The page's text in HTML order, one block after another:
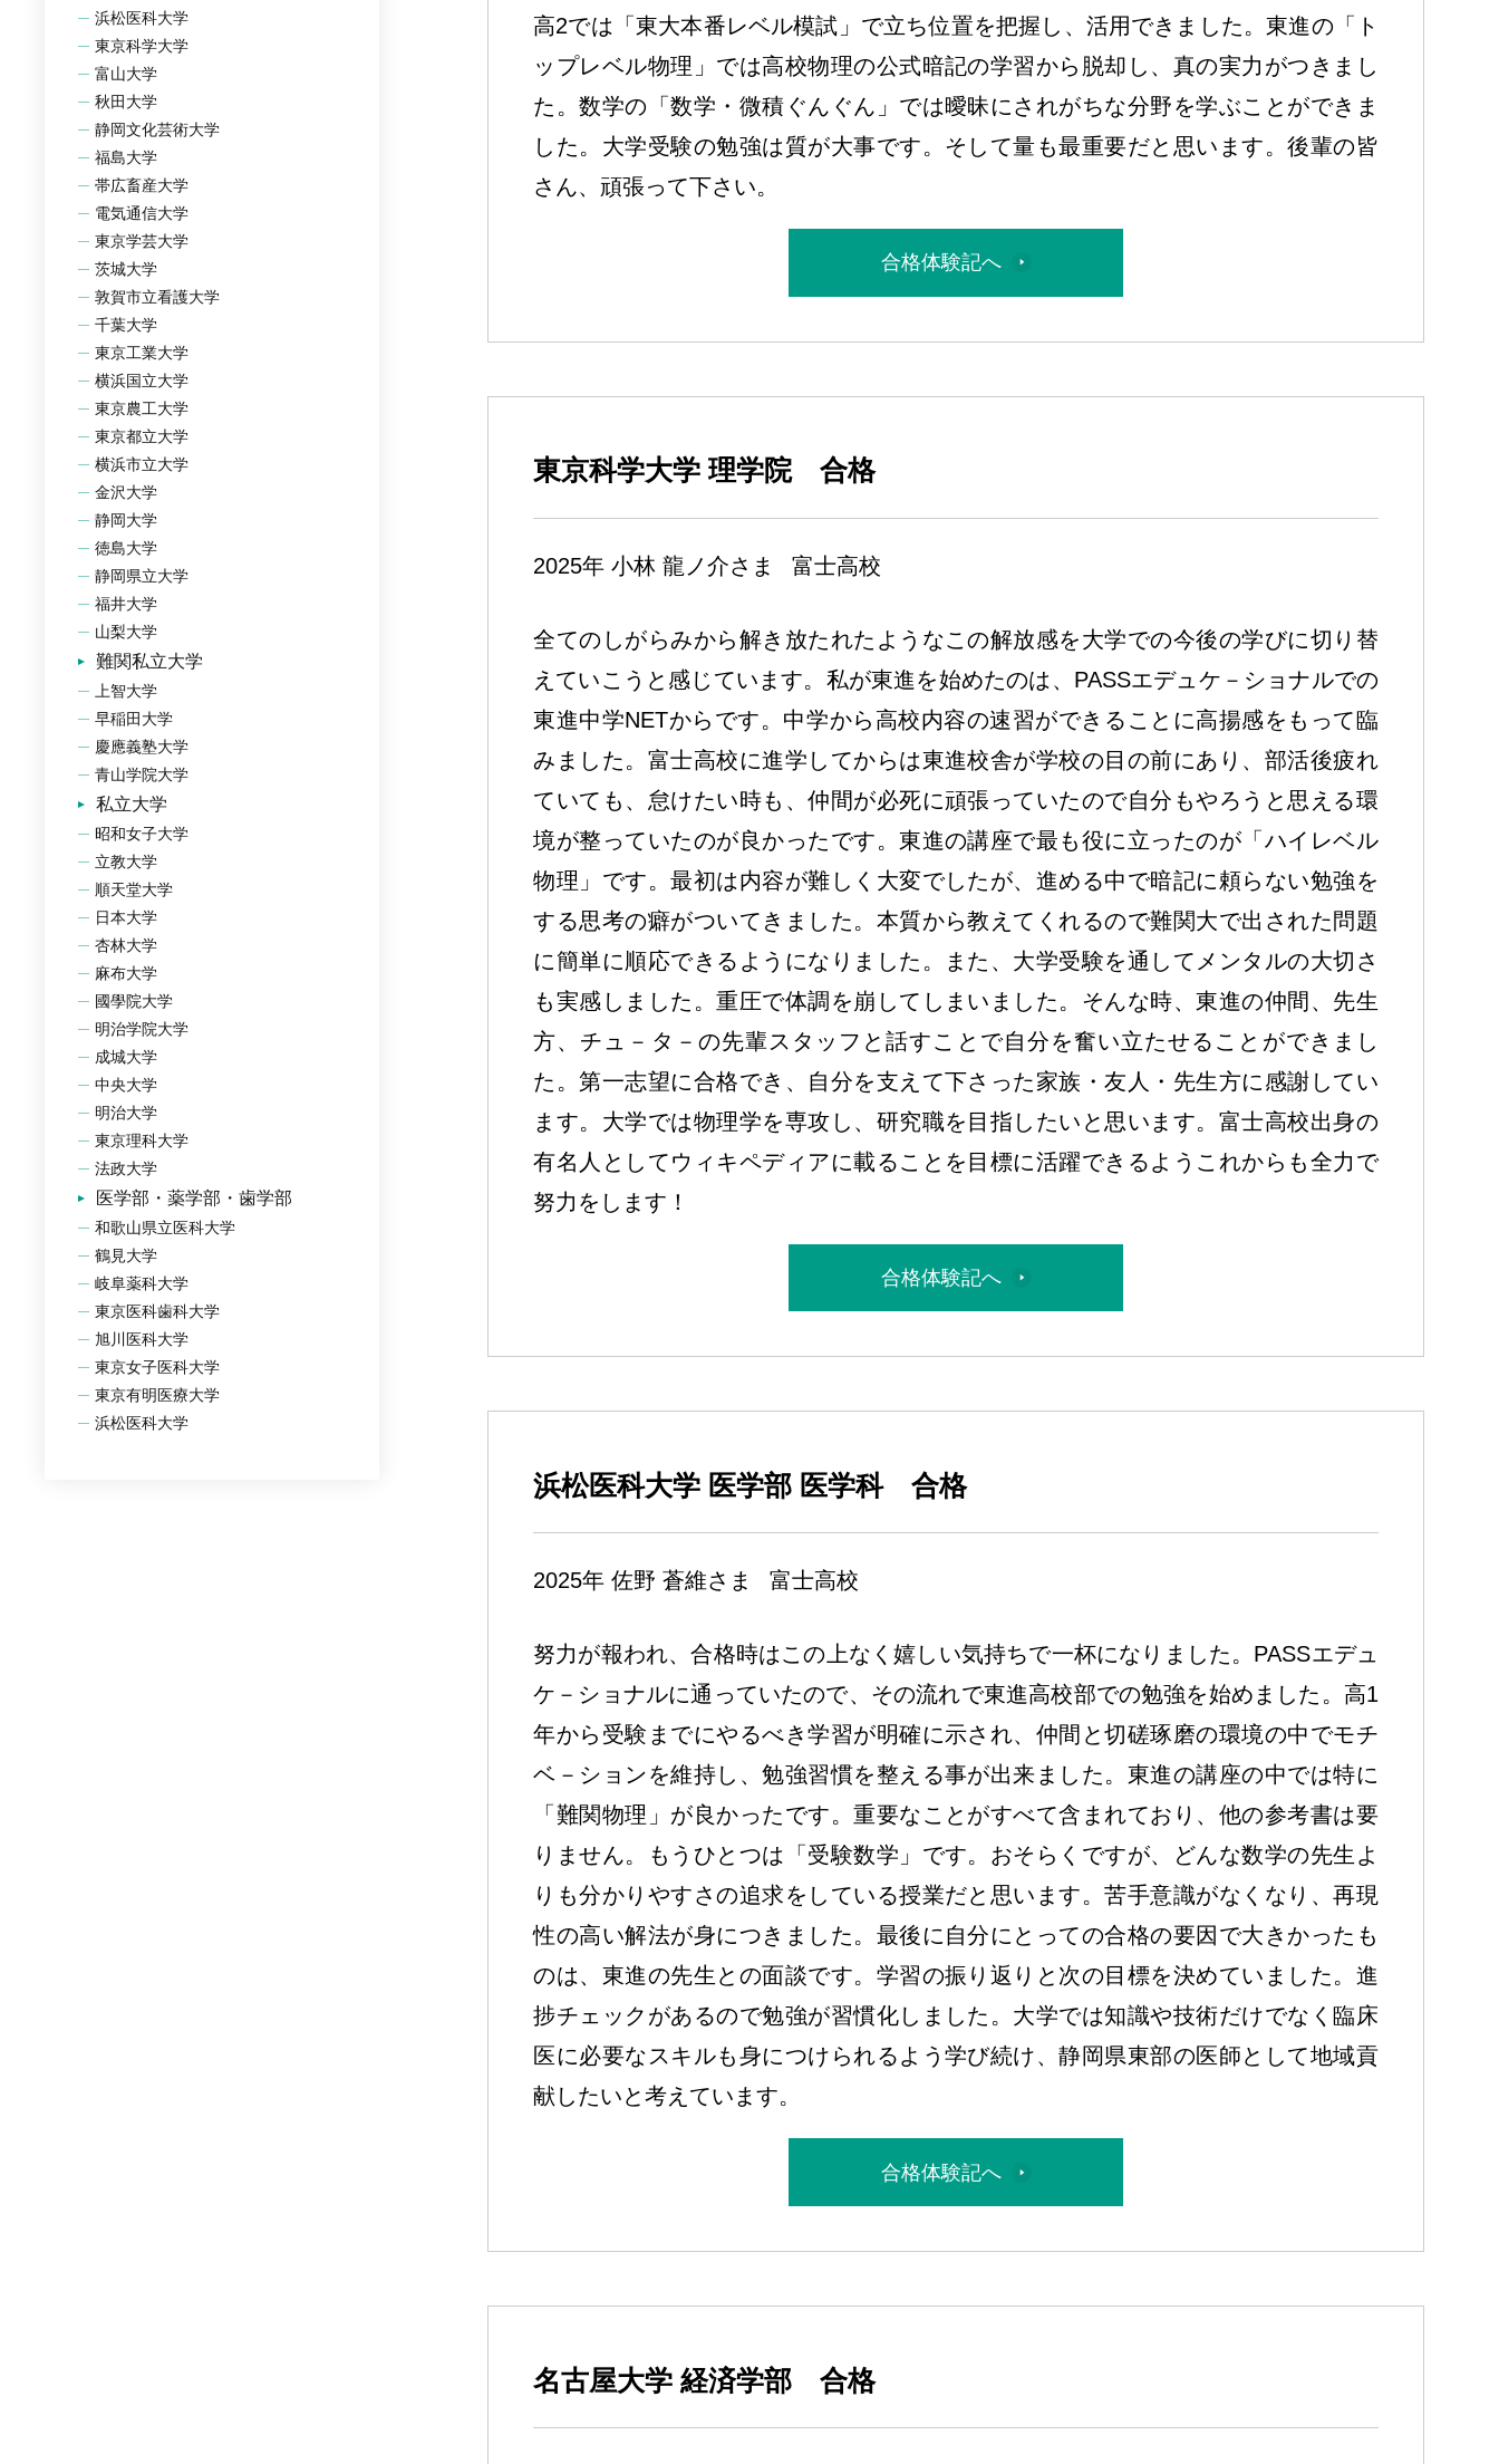
浜松医科大学
東京科学大学
富山大学
秋田大学
静岡文化芸術大学
福島大学
帯広畜産大学
電気通信大学
東京学芸大学
茨城大学
敦賀市立看護大学
千葉大学
東京工業大学
横浜国立大学
東京農工大学
東京都立大学
横浜市立大学
金沢大学
静岡大学
徳島大学
静岡県立大学
福井大学
山梨大学
難関私立大学
上智大学
早稲田大学
慶應義塾大学
青山学院大学
私立大学
昭和女子大学
立教大学
順天堂大学
日本大学
杏林大学
麻布大学
國學院大学
明治学院大学
成城大学
中央大学
明治大学
東京理科大学
法政大学
医学部・薬学部・歯学部
和歌山県立医科大学
鶴見大学
岐阜薬科大学
東京医科歯科大学
旭川医科大学
東京女子医科大学
東京有明医療大学
浜松医科大学
高2では「東大本番レベル模試」で立ち位置を把握し、活用できました。東進の「ト
ップレベル物理」では高校物理の公式暗記の学習から脱却し、真の実力がつきまし
た。数学の「数学・微積ぐんぐん」では曖昧にされがちな分野を学ぶことができま
した。大学受験の勉強は質が大事です。そして量も最重要だと思います。後輩の皆
さん、頑張って下さい。
合格体験記へ
東京科学大学 理学院 合格
2025年 小林 龍ノ介さま 富士高校
全てのしがらみから解き放たれたようなこの解放感を大学での今後の学びに切り替
えていこうと感じています。私が東進を始めたのは、PASSエデュケ－ショナルでの
東進中学NETからです。中学から高校内容の速習ができることに高揚感をもって臨
みました。富士高校に進学してからは東進校舎が学校の目の前にあり、部活後疲れ
ていても、怠けたい時も、仲間が必死に頑張っていたので自分もやろうと思える環
境が整っていたのが良かったです。東進の講座で最も役に立ったのが「ハイレベル
物理」です。最初は内容が難しく大変でしたが、進める中で暗記に頼らない勉強を
する思考の癖がついてきました。本質から教えてくれるので難関大で出された問題
に簡単に順応できるようになりました。また、大学受験を通してメンタルの大切さ
も実感しました。重圧で体調を崩してしまいました。そんな時、東進の仲間、先生
方、チュ－タ－の先輩スタッフと話すことで自分を奮い立たせることができまし
た。第一志望に合格でき、自分を支えて下さった家族・友人・先生方に感謝してい
ます。大学では物理学を専攻し、研究職を目指したいと思います。富士高校出身の
有名人としてウィキペディアに載ることを目標に活躍できるようこれからも全力で
努力をします！
合格体験記へ
浜松医科大学 医学部 医学科 合格
2025年 佐野 蒼維さま 富士高校
努力が報われ、合格時はこの上なく嬉しい気持ちで一杯になりました。PASSエデュ
ケ－ショナルに通っていたので、その流れで東進高校部での勉強を始めました。高1
年から受験までにやるべき学習が明確に示され、仲間と切磋琢磨の環境の中でモチ
ベ－ションを維持し、勉強習慣を整える事が出来ました。東進の講座の中では特に
「難関物理」が良かったです。重要なことがすべて含まれており、他の参考書は要
りません。もうひとつは「受験数学」です。おそらくですが、どんな数学の先生よ
りも分かりやすさの追求をしている授業だと思います。苦手意識がなくなり、再現
性の高い解法が身につきました。最後に自分にとっての合格の要因で大きかったも
のは、東進の先生との面談です。学習の振り返りと次の目標を決めていました。進
捗チェックがあるので勉強が習慣化しました。大学では知識や技術だけでなく臨床
医に必要なスキルも身につけられるよう学び続け、静岡県東部の医師として地域貢
献したいと考えています。
合格体験記へ
名古屋大学 経済学部 合格